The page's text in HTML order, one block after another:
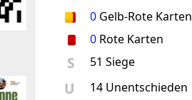
0 Gelb-Rote Karten
0 Rote Karten
S 51 Siege
U 14 Unentschieden